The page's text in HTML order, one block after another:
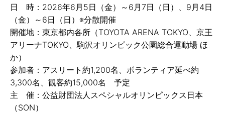
日 時：2026年6月5日（金）～6月7日（日）、9月4日
（金）～6日（日）※分散開催
開催地：東京都内各所（TOYOTA ARENA TOKYO、京王
アリーナTOKYO、駒沢オリンピック公園総合運動場 ほ
か）
参加者：アスリート約1,200名、ボランティア延べ約
3,300名、観客約15,000名 予定
主 催：公益財団法人スペシャルオリンピックス日本
（SON）